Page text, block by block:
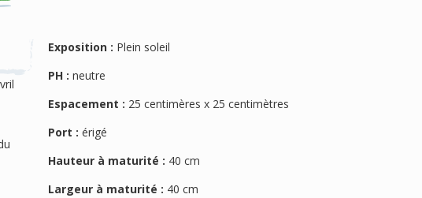
Exposition : Plein soleil
PH : neutre
Espacement : 25 centimères x 25 centimètres
Port : érigé
Hauteur à maturité : 40 cm
Largeur à maturité : 40 cm